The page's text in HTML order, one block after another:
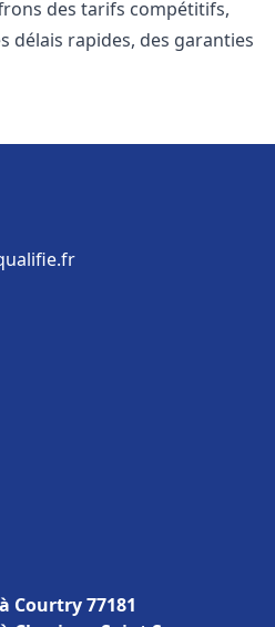
des tarifs compétitifs,
délais rapides, des garanties
Courtry 77181